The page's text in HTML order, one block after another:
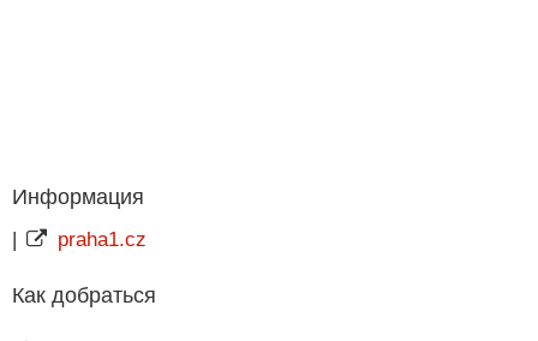
Информация
| praha1.cz
Как добраться